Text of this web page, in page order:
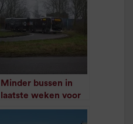
Minder bussen in
laatste weken voor
zomervakantie